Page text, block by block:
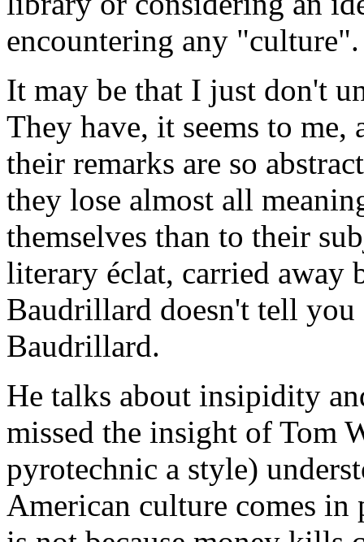
encountering any "culture".
It may be that I just don't
They have, it seems to me,
their remarks are so
they lose almost all
themselves than to their
literary éclat, carried away
Baudrillard doesn't tell
Baudrillard.
He talks about insipidity
missed the insight of Tom
pyrotechnic a style)
American culture comes